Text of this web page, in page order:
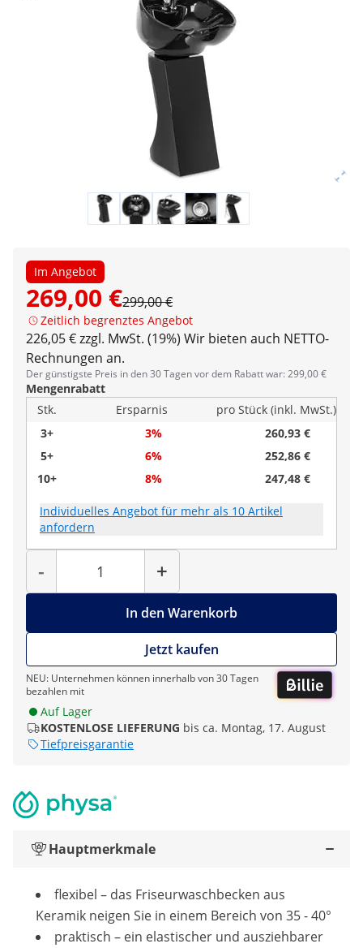
Im Angebot
269,00 €299,00 €
Zeitlich begrenztes Angebot
226,05 € zzgl. MwSt. (19%) Wir bieten auch NETTO-
Rechnungen an.
Der günstigste Preis in den 30 Tagen vor dem Rabatt war: 299,00 €
Mengenrabatt
Stk.
Ersparnis
pro Stück (inkl. MwSt.)
3+
3%
260,93 €
5+
6%
252,86 €
10+
8% 247,48 €
Individuelles Angebot für mehr als 10 Artikel
anfordern
-
Menge
+
In den Warenkorb
Jetzt kaufen
NEU: Unternehmen können innerhalb von 30 Tagen
bezahlen mit
Auf Lager
KOSTENLOSE LIEFERUNG bis ca. Montag, 17. August
Tiefpreisgarantie
Hauptmerkmale
flexibel – das Friseurwaschbecken aus
Keramik neigen Sie in einem Bereich von 35 - 40°
praktisch – ein elastischer und ausziehbarer